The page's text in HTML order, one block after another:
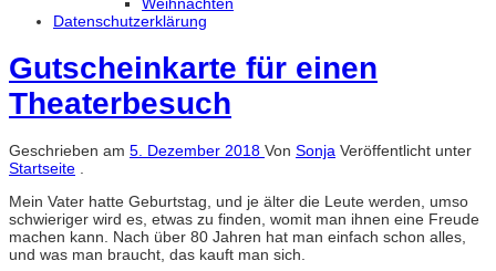
Datenschutzerklärung
Gutscheinkarte für einen
Theaterbesuch
Geschrieben am 5. Dezember 2018 Von Sonja Veröffentlicht unter
Startseite .
Mein Vater hatte Geburtstag, und je älter die Leute werden, umso
schwieriger wird es, etwas zu finden, womit man ihnen eine Freude
machen kann. Nach über 80 Jahren hat man einfach schon alles,
und was man braucht, das kauft man sich.